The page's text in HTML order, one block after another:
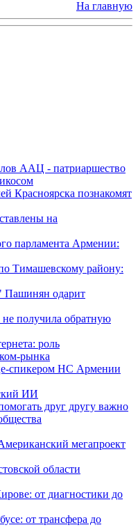
На главную
ААЦ - патриаршество
Красноярска познакомят
на
парламента Армении:
Тимашевскому району:
Пашинян одарит
получила обратную
роль
рынка
спикером НС Армении
ИИ
друг другу важно
мегапроект
области
от диагностики до
от трансфера до